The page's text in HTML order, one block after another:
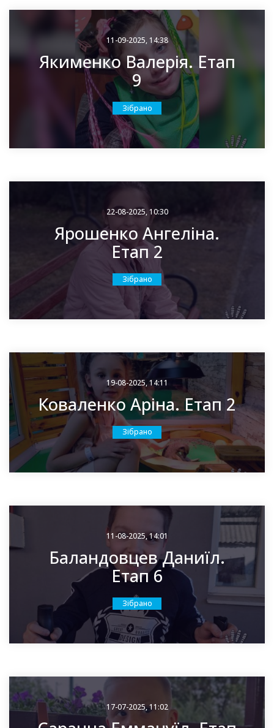
11-09-2025, 14:38
Якименко Валерія. Етап
9
Зібрано
22-08-2025, 10:30
Ярошенко Ангеліна.
Етап 2
Зібрано
19-08-2025, 14:11
Коваленко Аріна. Етап 2
Зібрано
11-08-2025, 14:01
Баландовцев Даниїл.
Етап 6
Зібрано
17-07-2025, 11:02